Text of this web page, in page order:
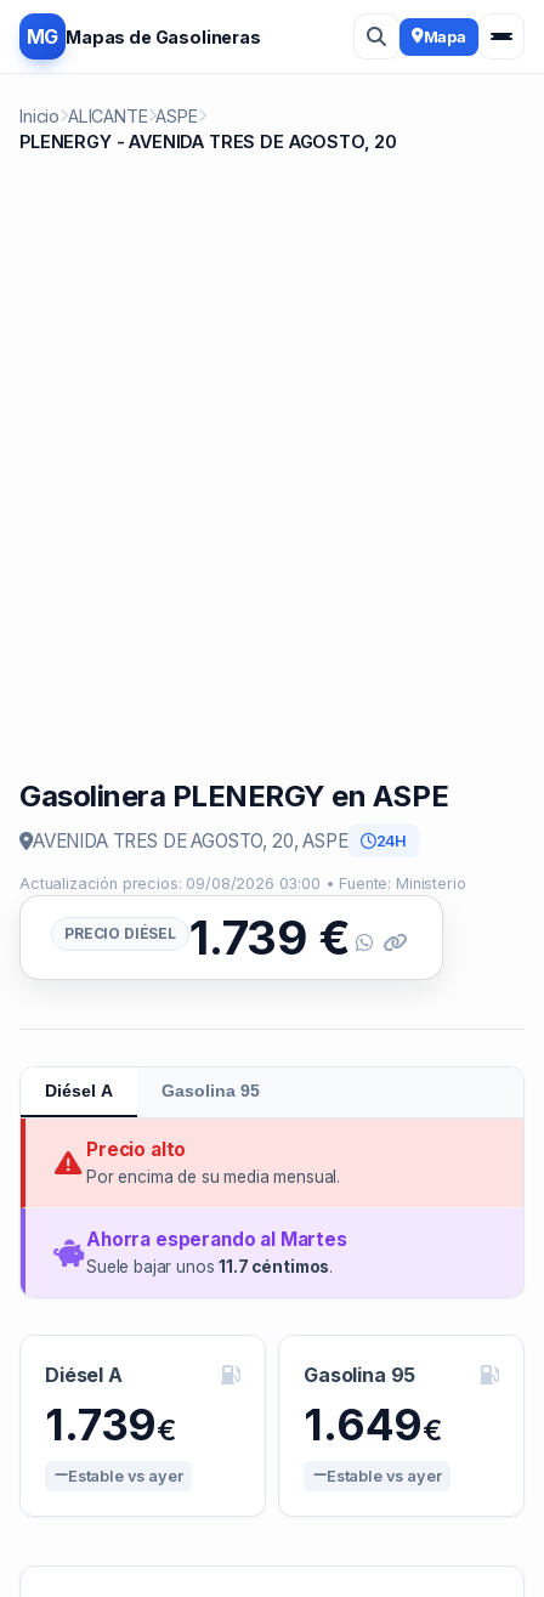
MG Mapas de Gasolineras Mapa
Inicio ALICANTE ASPE
PLENERGY - AVENIDA TRES DE AGOSTO, 20
Gasolinera PLENERGY en ASPE
AVENIDA TRES DE AGOSTO, 20, ASPE 24H
Actualización precios: 09/08/2026 03:00 • Fuente: Ministerio
PRECIO DIÉSEL 1.739 €
Diésel A Gasolina 95
Precio alto
Por encima de su media mensual.
Ahorra esperando al Martes
Suele bajar unos11.7 céntimos.
Diésel A
1.739€
Estable vs ayer
Gasolina 95
1.649€
Estable vs ayer